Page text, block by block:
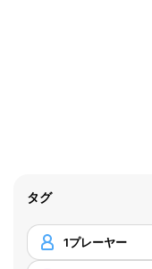
タグ
1プレーヤー